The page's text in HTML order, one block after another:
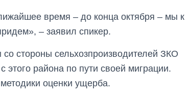
время – до конца октября – мы к
– заявил спикер.
стороны сельхозпроизводителей ЗКО
этого района по пути своей миграции.
оценки ущерба.